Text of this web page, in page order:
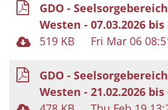
GDO -
Westen - 07.03.2026 bis
519 KB
Fri Mar 06
GDO -
Westen - 21.02.2026 bis